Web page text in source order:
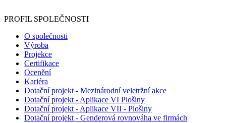
PROFIL SPOLEČNOSTI
O společnosti
Výroba
Projekce
Certifikace
Ocenění
Kariéra
Dotační projekt - Mezinárodní veletržní akce
Dotační projekt - Aplikace VI Plošiny
Dotační projekt - Aplikace VII - Plošiny
Dotační projekt - Genderová rovnováha ve firmách